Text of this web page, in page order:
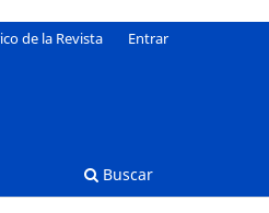
Buscar
de la Revista Entrar